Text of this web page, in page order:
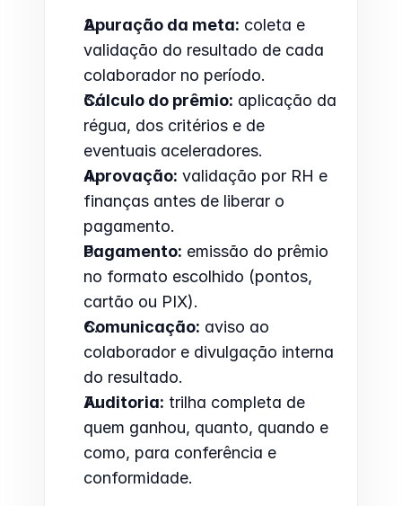
Apuração da meta: coleta e
validação do resultado de cada
colaborador no período.
Cálculo do prêmio: aplicação da
régua, dos critérios e de
eventuais aceleradores.
Aprovação: validação por RH e
finanças antes de liberar o
pagamento.
Pagamento: emissão do prêmio
no formato escolhido (pontos,
cartão ou PIX).
Comunicação: aviso ao
colaborador e divulgação interna
do resultado.
Auditoria: trilha completa de
quem ganhou, quanto, quando e
como, para conferência e
conformidade.